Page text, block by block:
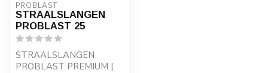
PROBLAST
STRAALSLANGEN
PROBLAST 25
STRAALSLANGEN
PROBLAST PREMIUM |